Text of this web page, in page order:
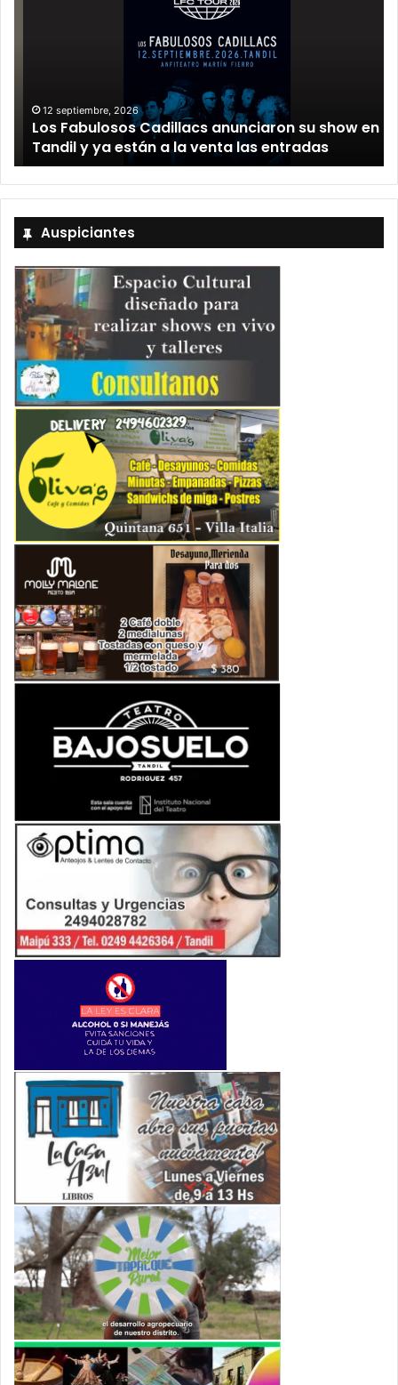
12 septiembre, 2026
Los Fabulosos Cadillacs anunciaron su show en
Tandil y ya están a la venta las entradas
Auspiciantes